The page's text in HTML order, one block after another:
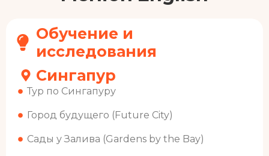
Обучение и
исследования
Сингапур
Тур по Сингапуру
Город будущего (Future City)
Сады у Залива (Gardens by the Bay)